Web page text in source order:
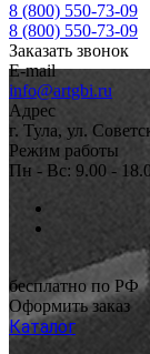
8 (800) 550-73-09
8 (800) 550-73-09
Заказать звонок
E-mail
info@artgbi.ru
Адрес
г. Тула, ул.
Режим работы
Пн - Вс: 9.00 -
бесплатно по РФ
Оформить заказ
Каталог